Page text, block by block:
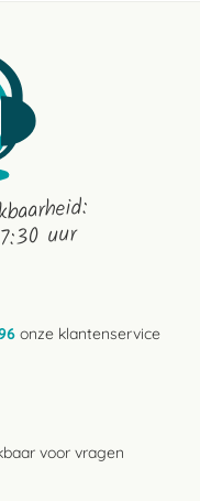
uur
onze klantenservice
voor vragen